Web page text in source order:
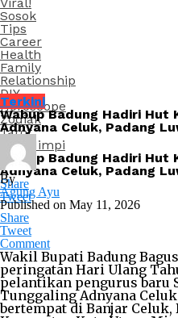
Sosok
Tips
Career
Health
Family
Relationship
DIY
Horoscope
Zodiak
Tarot
Arti Mimpi
Wabup Badung Hadiri
Adnyana Celuk, Padang
Share
Tweet
Terkini
Wabup Badung Hadiri Hut
Adnyana Celuk, Padang
By
Agung Ayu
Published on May 11, 2026
Share
Tweet
Comment
Wakil Bupati Badung
peringatan Hari Ulang
pelantikan pengurus baru
Tunggaling Adnyana
bertempat di Banjar Celuk,